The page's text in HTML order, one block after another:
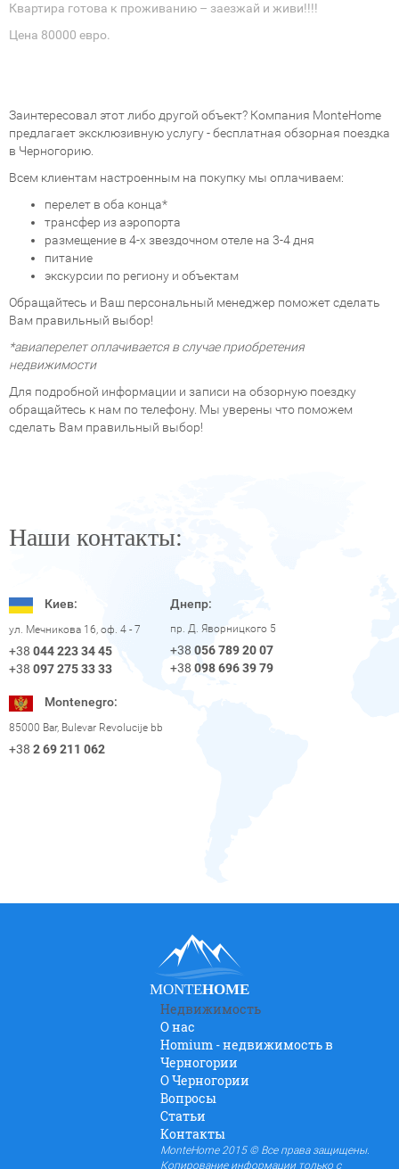
Квартира готова к проживанию – заезжай и живи!!!!
Цена 80000 евро.
Заинтересовал этот либо другой объект? Компания MonteHome
предлагает эксклюзивную услугу - бесплатная обзорная поездка
в Черногорию.
Всем клиентам настроенным на покупку мы оплачиваем:
перелет в оба конца*
трансфер из аэропорта
размещение в 4-х звездочном отеле на 3-4 дня
питание
экскурсии по региону и объектам
Обращайтесь и Ваш персональный менеджер поможет сделать
Вам правильный выбор!
*авиаперелет оплачивается в случае приобретения
недвижимости
Для подробной информации и записи на обзорную поездку
обращайтесь к нам по телефону. Мы уверены что поможем
сделать Вам правильный выбор!
Наши контакты:
Киев:
ул. Мечникова 16, оф. 4 - 7
+38 044 223 34 45
+38 097 275 33 33
Днепр:
пр. Д. Яворницкого 5
+38 056 789 20 07
+38 098 696 39 79
Montenegro:
85000 Bar, Bulevar Revolucije bb
+38 2 69 211 062
MONTEHOME
Недвижимость
О нас
Homium - недвижимость в
Черногории
O Черногории
Вопросы
Статьи
Контакты
MonteHome 2015 © Все права защищены.
Копирование информации только с